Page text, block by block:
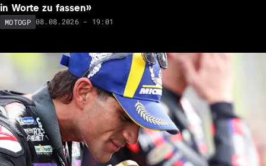
in Worte zu fassen»
MOTOGP 08.08.2026 - 19:01